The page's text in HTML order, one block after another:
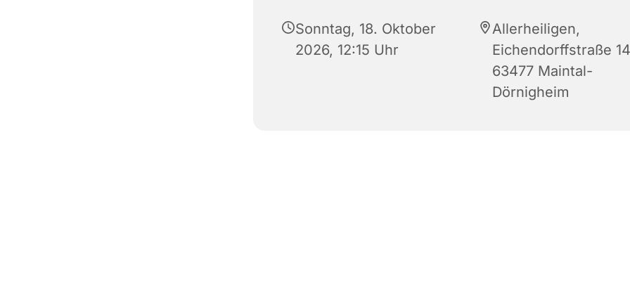
Sonntag, 18. Oktober
2026, 12:15 Uhr
Allerheiligen,
Eichendorffstraße
63477 Maintal-
Dörnigheim